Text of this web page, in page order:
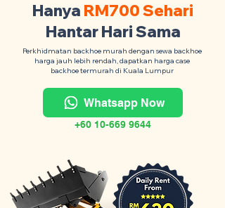
Hanya RM700 Sehari
Hantar Hari Sama
Perkhidmatan backhoe murah dengan sewa backhoe
harga jauh lebih rendah, dapatkan harga case
backhoe termurah di Kuala Lumpur
Whatsapp Now
+60 10-669 9644